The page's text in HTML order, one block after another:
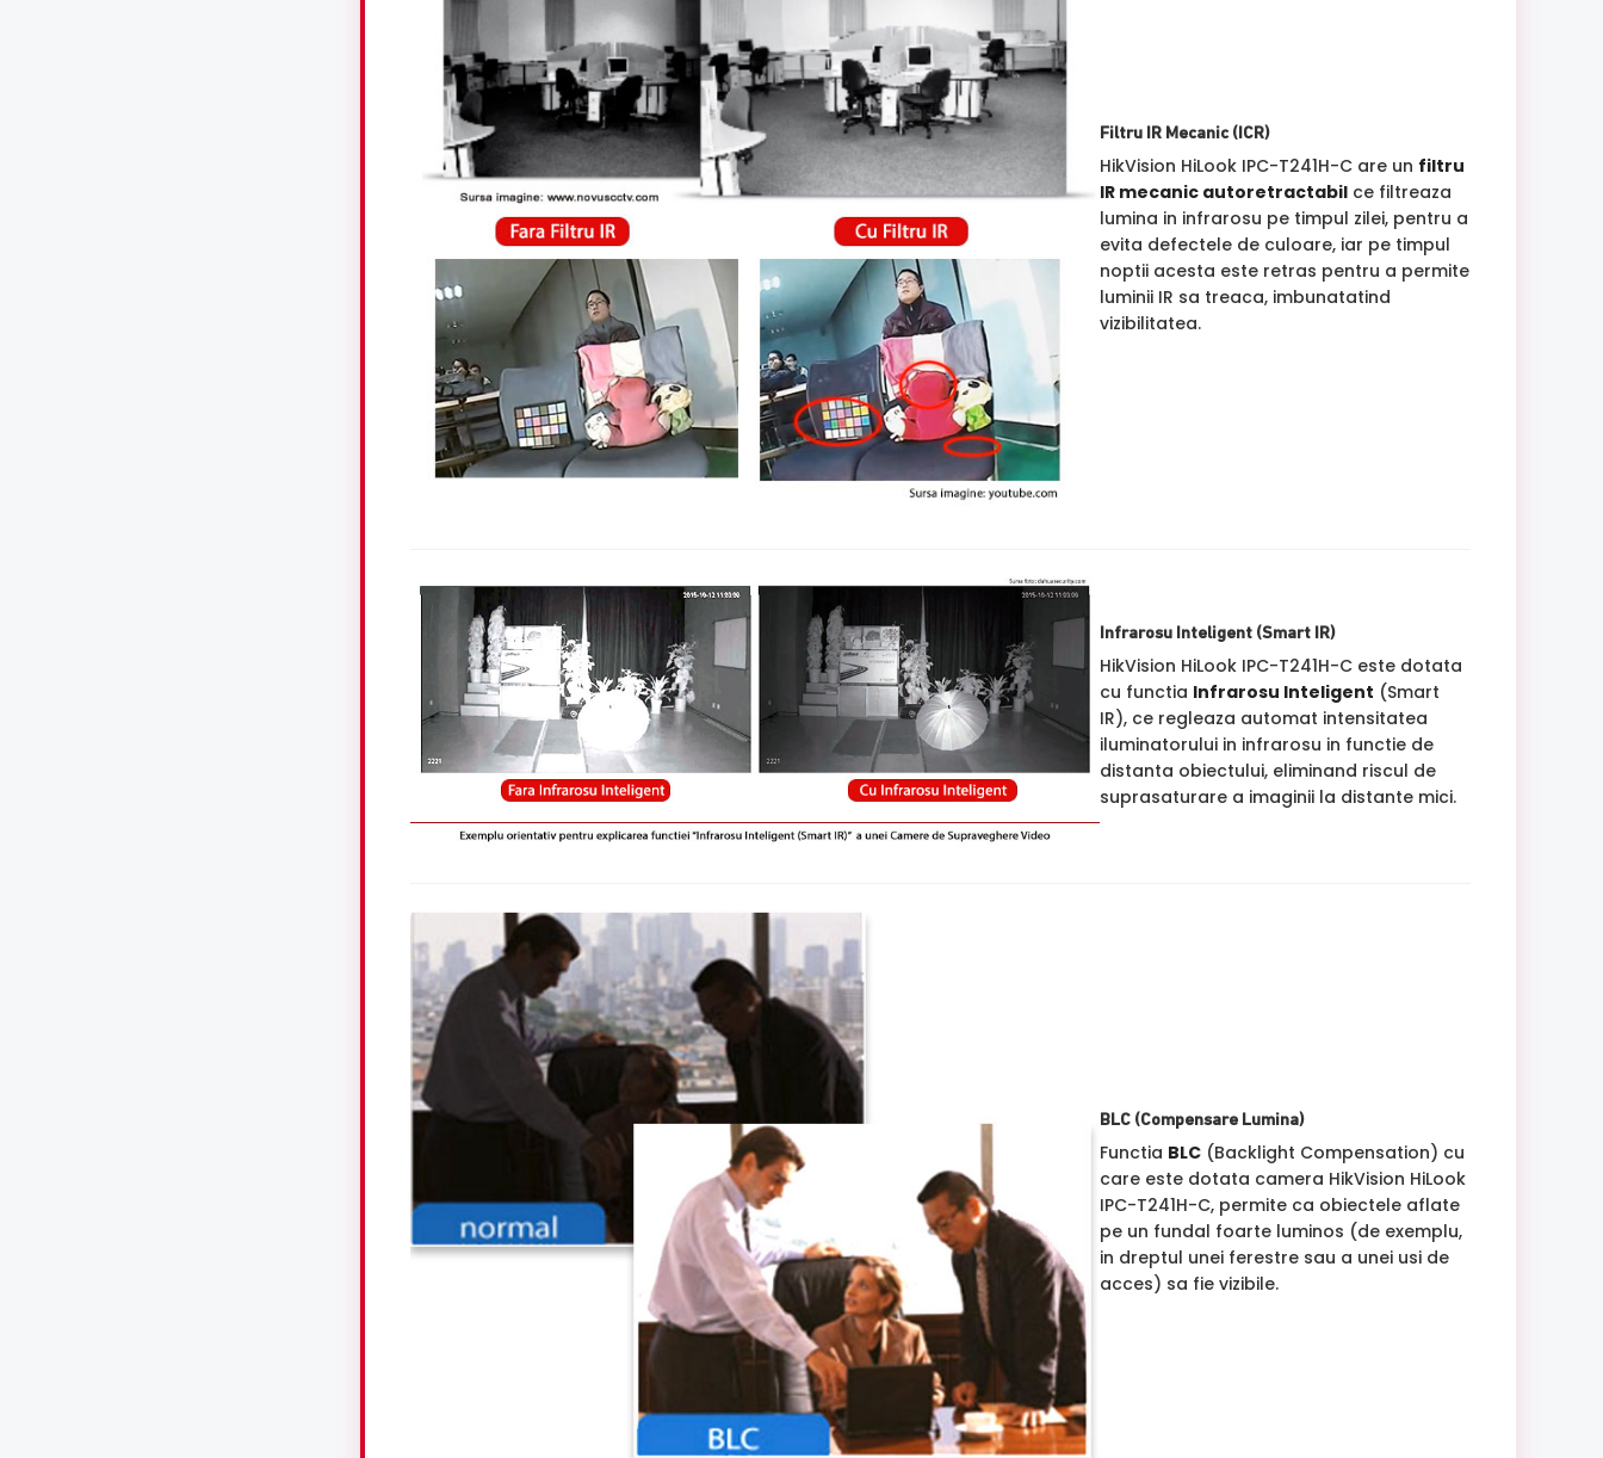
Filtru IR Mecanic (ICR)
HikVision HiLook IPC-T241H-C are un filtru
IR mecanic autoretractabilce filtreaza
lumina in infrarosu pe timpul zilei, pentru a
evita defectele de culoare, iar pe timpul
noptii acesta este retras pentru a permite
luminii IR sa treaca, imbunatatind
vizibilitatea.
Infrarosu Inteligent (Smart IR)
HikVision HiLook IPC-T241H-C este dotata
cu functia Infrarosu Inteligent (Smart
IR), ce regleaza automat intensitatea
iluminatorului in infrarosu in functie de
distanta obiectului, eliminand riscul de
suprasaturare a imaginii la distante mici.
BLC (Compensare Lumina)
Functia BLC(Backlight Compensation) cu
care este dotata camera HikVision HiLook
IPC-T241H-C, permite ca obiectele aflate
pe un fundal foarte luminos (de exemplu,
in dreptul unei ferestre sau a unei usi de
acces) sa fie vizibile.